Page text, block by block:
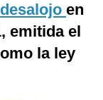
desalojo en
emitida el
la ley